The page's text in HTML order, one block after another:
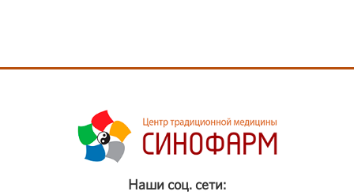
Наши соц. сети: